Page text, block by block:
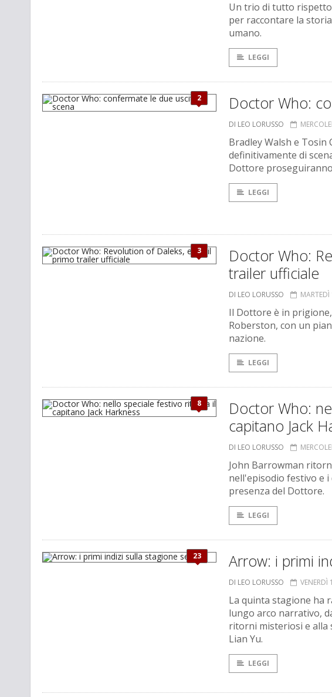
Un trio di tutto
per raccontare la
umano.
LEGGI
2 Doctor Who:
DI LEO LORUSSO
Bradley Walsh e Tosin
definitivamente di
Dottore
LEGGI
3
Doctor Who:
trailer ufficiale
DI LEO LORUSSO
Il Dottore è in
Roberston, con un
nazione.
LEGGI
8
Doctor Who:
capitano Jack
DI LEO LORUSSO
John Barrowman
nell'episodio festivo e
presenza del Dottore.
LEGGI
23 Arrow: i primi
DI LEO LORUSSO
La quinta stagione ha
lungo arco narrativo,
ritorni misteriosi e alla
Lian Yu.
LEGGI